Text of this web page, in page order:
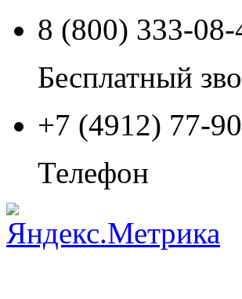
8 (800) 333-08-
Бесплатный
+7 (4912) 77-
Телефон